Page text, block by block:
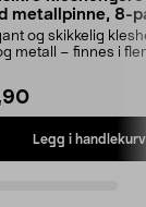
metallpinne, 8-
og skikkelig
metall – finnes i
Legg i handlekurv